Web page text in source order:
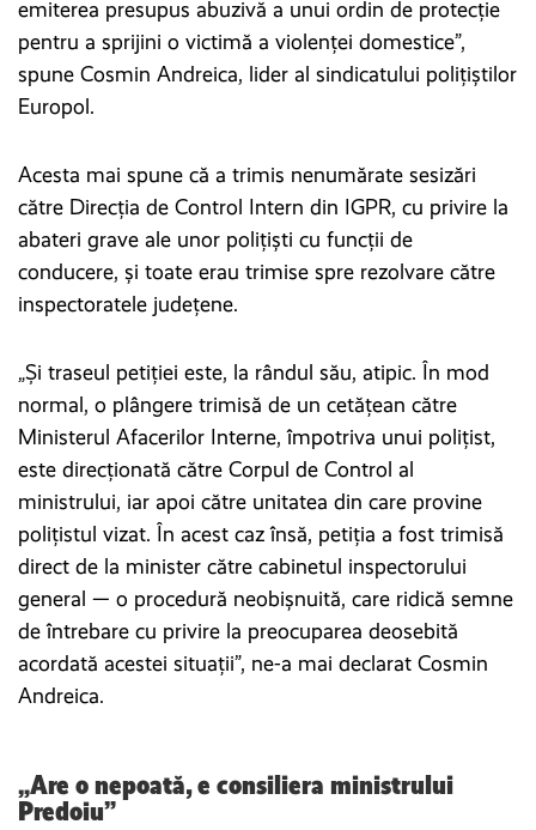
emiterea presupus abuzivă a unui ordin de protecție
pentru a sprijini o victimă a violenței domestice”,
spune Cosmin Andreica, lider al sindicatului polițiștilor
Europol.
Acesta mai spune că a trimis nenumărate sesizări
către Direcția de Control Intern din IGPR, cu privire la
abateri grave ale unor polițiști cu funcții de
conducere, și toate erau trimise spre rezolvare către
inspectoratele județene.
„Și traseul petiției este, la rândul său, atipic. În mod
normal, o plângere trimisă de un cetățean către
Ministerul Afacerilor Interne, împotriva unui polițist,
este direcționată către Corpul de Control al
ministrului, iar apoi către unitatea din care provine
polițistul vizat. În acest caz însă, petiția a fost trimisă
direct de la minister către cabinetul inspectorului
general — o procedură neobișnuită, care ridică semne
de întrebare cu privire la preocuparea deosebită
acordată acestei situații”, ne-a mai declarat Cosmin
Andreica.
„Are o nepoată, e consiliera ministrului
Predoiu”